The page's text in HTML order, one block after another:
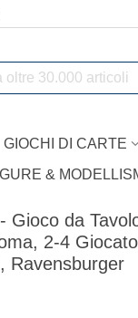
GIOCHI DI CARTE
&
Gioco da
2-4
Ravensburger